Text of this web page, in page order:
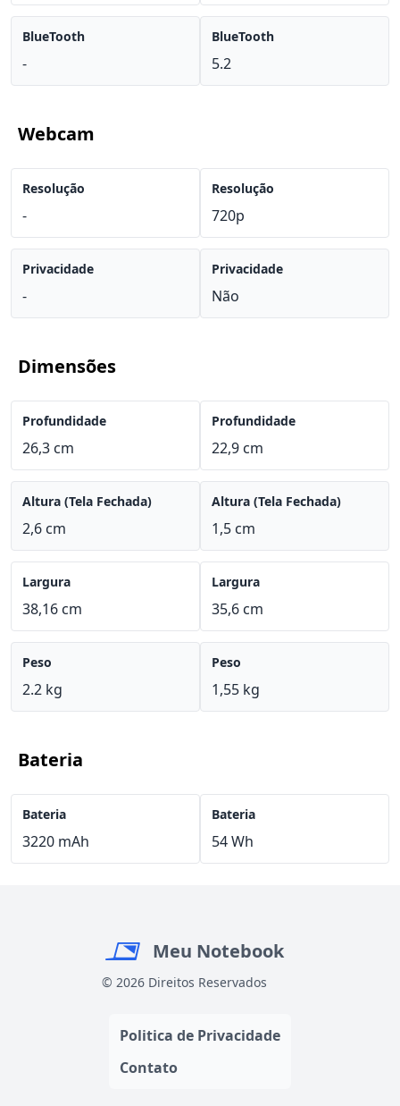
BlueTooth
-
BlueTooth
5.2
Webcam
Resolução
-
Privacidade
-
Resolução
720p
Privacidade
Não
Dimensões
Profundidade
26,3 cm
Altura (Tela Fechada)
2,6 cm
Largura
38,16 cm
Peso
2.2 kg
Profundidade
22,9 cm
Altura (Tela Fechada)
1,5 cm
Largura
35,6 cm
Peso
1,55 kg
Bateria
Bateria
3220 mAh
Bateria
54 Wh
Meu Notebook
© 2026 Direitos Reservados
Politica de Privacidade
Contato